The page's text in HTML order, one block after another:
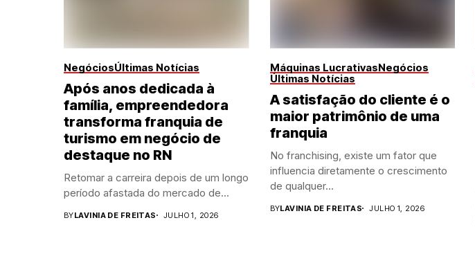
NegóciosÚltimas Notícias
Após anos dedicada à
família, empreendedora
transforma franquia de
turismo em negócio de
destaque no RN
Retomar a carreira depois de um longo
período afastada do mercado de...
BYLAVINIA DE FREITAS JULHO 1, 2026
Máquinas LucrativasNegócios
Últimas Notícias
A satisfação do cliente é o
maior patrimônio de uma
franquia
No franchising, existe um fator que
influencia diretamente o crescimento
de qualquer...
BYLAVINIA DE FREITAS JULHO 1, 2026